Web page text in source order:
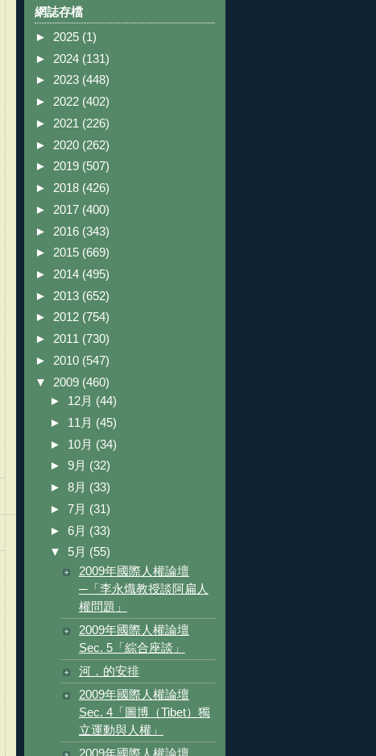
網誌存檔
► 2025 (1)
► 2024 (131)
► 2023 (448)
► 2022 (402)
► 2021 (226)
► 2020 (262)
► 2019 (507)
► 2018 (426)
► 2017 (400)
► 2016 (343)
► 2015 (669)
► 2014 (495)
► 2013 (652)
► 2012 (754)
► 2011 (730)
► 2010 (547)
▼ 2009 (460)
► 12月 (44)
► 11月 (45)
► 10月 (34)
► 9月 (32)
► 8月 (33)
► 7月 (31)
► 6月 (33)
▼ 5月 (55)
2009年國際人權論壇
─「李永熾教授談阿扁人
權問題」
2009年國際人權論壇
Sec. 5「綜合座談」
河．的安排
2009年國際人權論壇
Sec. 4「圖博（Tibet）獨
立運動與人權」